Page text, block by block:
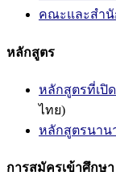
คณะและสำนั
หลักสูตร
หลักสูตรที่เปิ
ไทย)
หลักสูตรนาน
การสมัครเข้าศึกษา